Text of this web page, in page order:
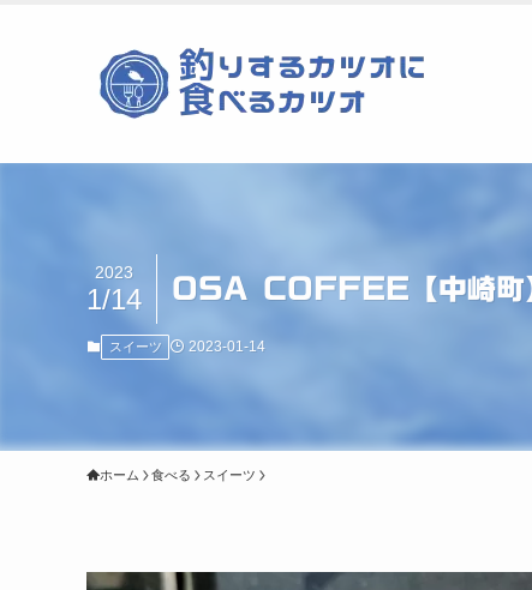
OSA COFFEE【中崎町
2023
1/14
スイーツ 2023-01-14
ホーム 食べる スイーツ